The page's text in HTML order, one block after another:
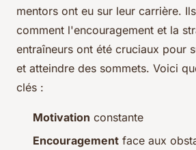
mentors ont eu sur leur carrière.
comment l'encouragement et la
entraîneurs ont été cruciaux pour
et atteindre des sommets. Voici
clés :
Motivation constante
Encouragement face aux